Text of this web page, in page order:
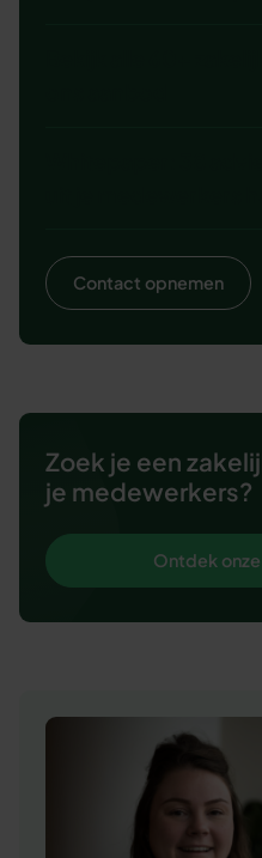
Contact opnemen
Zoek je een
je medewerkers?
Ontdek